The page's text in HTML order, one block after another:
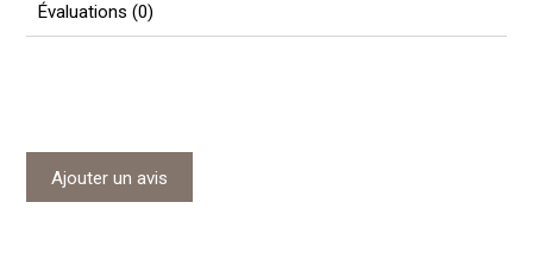
Évaluations (0)
Ajouter un avis